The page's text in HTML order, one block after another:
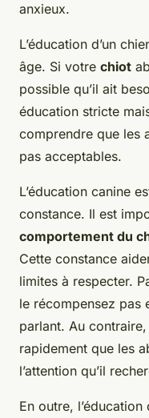
anxieux.
L’éducation d’un
âge. Si votre chiot
possible qu’il ait
éducation stricte
comprendre que les
pas acceptables.
L’éducation canine
constance. Il est
comportement du
Cette constance
limites à respecter.
le récompensez pas
parlant. Au
rapidement que les
l’attention qu’il
En outre,